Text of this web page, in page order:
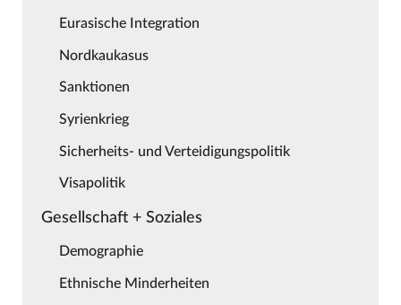
Eurasische Integration
Nordkaukasus
Sanktionen
Syrienkrieg
Sicherheits- und Verteidigungspolitik
Visapolitik
Gesellschaft + Soziales
Demographie
Ethnische Minderheiten